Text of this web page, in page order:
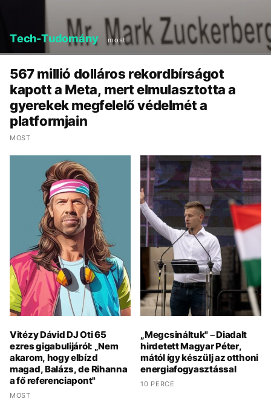
Tech-Tudomány most
567 millió dolláros rekordbírságot
kapott a Meta, mert elmulasztotta a
gyerekek megfelelő védelmét a
platformjain
MOST
Vitézy Dávid DJ Oti 65
ezres gigabulijáról: „Nem
akarom, hogy elbízd
magad, Balázs, de Rihanna
a fő referenciapont"
MOST
„Megcsináltuk" – Diadalt
hirdetett Magyar Péter,
mától így készülj az otthoni
energiafogyasztással
10 PERCE